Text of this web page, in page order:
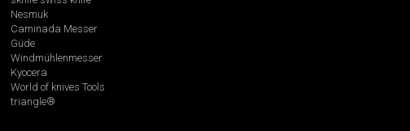
Nesmuk
Caminada Messer
Güde
Windmühlenmesser
Kyocera
World of knives Tools
triangle®